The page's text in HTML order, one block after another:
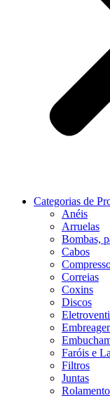
Categorias de
Anéis
Arruelas
Bombas,
Cabos
Correias
Coxins
Discos
Faróis e
Filtros
Juntas